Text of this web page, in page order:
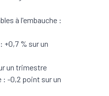
à l'embauche :
+0,7 % sur un
un trimestre
: -0,2 point sur un